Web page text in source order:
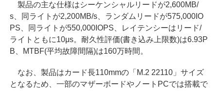
製品の主な仕様はシーケンシャルリードが2,600MB/
s、同ライトが2,200MB/s、ランダムリードが575,000IO
PS、同ライトが550,000IOPS、レイテンシーはリード/
ライトともに10μs。耐久性評価(書き込み上限数)は6.93P
B、MTBF(平均故障間隔)は160万時間。
なお、製品はカード長110mmの「M.2 22110」サイズ
となるため、一部のマザーボードやノートPCでは搭載で